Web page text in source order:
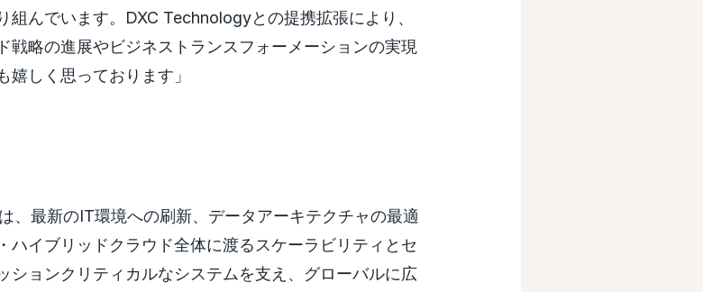
組んでいます。DXC Technologyとの提携拡張により、
戦略の進展やビジネストランスフォーメーションの実現
嬉しく思っております」
、最新のIT環境への刷新、データアーキテクチャの最適
ハイブリッドクラウド全体に渡るスケーラビリティとセ
ションクリティカルなシステムを支え、グローバルに広